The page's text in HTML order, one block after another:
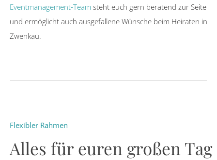
Eventmanagement-Team steht euch gern beratend zur Seite
und ermöglicht auch ausgefallene Wünsche beim Heiraten in
Zwenkau.
Flexibler Rahmen
Alles für euren großen Tag